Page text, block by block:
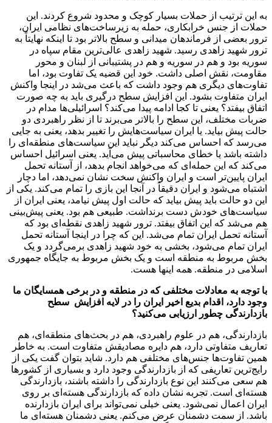
به این ترتیب از حملات بسیار کوچک و محدود شروع کردند. این
حملات از جنس خرابکاری، حمله به زیرساخت‌های نظامی ایران،
ترور بعضی از فرماندهان میدانی و سطح بالاتر بود تا اینکه نهایتاً به
ترور شهید زاهدی رسید. شهید زاهدی عالی‌ترین مقام سپاه در
سوریه بود و هم در سوریه و هم در پشتیبانی از لبنان و محور
مقاومت، نقش اصلی داشت. خود این قضیه یک تفاوت بود، اما
تفاوت‌های دیگری هم وجود داشت که باعث می‌شد در اینجا واکنش
ایران متفاوت بشود. این افزایش سطح درگیری باید به چه صورت
اتفاق بیفتد؟ یعنی تا کجا ادامه پیدا می‌کند؟ اسرائیلی‌ها مدام در
ضربات مختلف، این سطح را بالاتر می‌برند تا از نظر راهبردی دو
حالت پیش بیاید. یا ایران سیاست‌هایش را تغییر بدهد، یعنی به جایی
می‌رسد که احساس می‌کند دیگر نباید این سیاست‌های منطقه‌ای را
داشته باشد یا خطای محاسباتی پیش می‌آید. یعنی اسرائیل احساس
می‌کند که این حمله‌ای که می‌خواهد انجام بدهد، از آستانه تحمل
ایران پایین‌تر است و ایران واکنش سخت نشان نمی‌دهد، اما دچار
اشتباه می‌شود و ایران دقیقاً در آنجا این بازی را تمام می‌کند. یکی از
این دو حالت باید پیش بیاید که حالت اول پیش نیامد، یعنی ایران از
سیاست‌های خودش دست برنداشت. طبیعی هم بود. یعنی پیش‌بینی
هم می‌شد که این اتفاق بیفتد. ترور شهید زاهدی نقطه‌ای بود که
آستانه تحمل ایران تمام می‌شد. این که چرا در اینجا آستانه تحمل
ایران تمام می‌شود، بخشی به خود شهید زاهدی برمی‌گردد و یک
بخش مربوط به منطقه است و یک بخش مربوط به جایگاه جمهوری
اسلامی در منطقه. همه اینها هست.
با توجه به معادلات مختلفی که در منطقه و در برخی همسایگان ما
وجود دارد، اقدام بدیع اخیر ایران را در لایه افزایش سطح
بازدارندگی چطور ارزیابی می‌کنید؟
بازدارندگی، هم در علوم راهبردی، هم در بحث‌های منطقه‌ای، هم
تعاریف متفاوتی دارد، هم دایره مصادیقش متفاوت است. به خاطر
همین تفاوت‌ها جنس‌های مختلفی هم دارد. شاید بتوان گفت یکی از
رایج‌ترین تعاریفی که از بازدارندگی وجود دارد و بسیاری از کشورها
هم سعی می‌کنند این نوع بازدارندگی را داشته باشند، بازدارندگی
هسته‌ای است. تجربه نشان داده که بازدارندگی هسته‌ای بر روی
ایران اعمال نمی‌شود. یعنی خیلی نمی‌تواند برای ایران بازدارنده
باشد. از سمت دشمنان عرض می‌کنم. یعنی دشمنان هسته‌ای ما